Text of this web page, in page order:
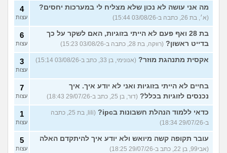
מה אני עושה לא נכון שלא מצליח לי במערכות יחסים?
(א׳, בת 26, כתבה ב-03/08/26 15:44)
4
עצות
בת 28 ואף פעם לא הייתי בזוגיות, האם לשקר על כך
בדייט ראשון? (רווקה, בת 28, כתבה ב-03/08/26 15:23)
6
עצות
אקסית מתנהגת מוזר? (אנונימי, בן 33, כתב ב-03/08/26 15:14) 3
עצות
בחיים לא הייתי בזוגיות ואני לא יודע איך. איך
נכנסים לזוגיות בכלל? (דור, בן 25, כתב ב-29/07/26 18:43)
7
עצות
כדאי ללמוד הנהלת חשבונות בipc?
(lili, בת 25, כתבה
ב-29/07/26 18:34)
1
עצות
עובר תקופה קשה מיואש ולא יודע איך להיתקדם האלה
(אבי99, בן 22, כתב ב-29/07/26 18:25)
5
עצות